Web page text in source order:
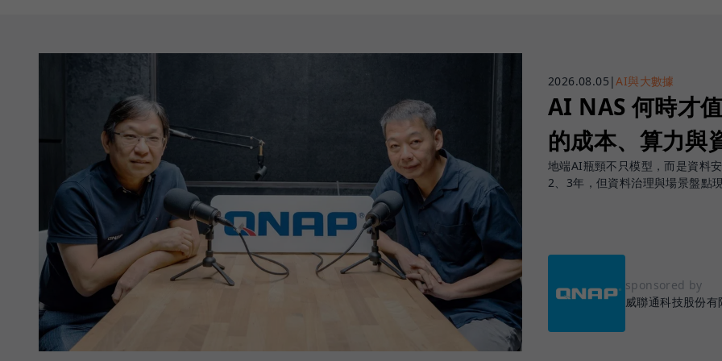
2026.08.05 |AI與大數據
AI NAS 何時才
的成本、算力與
地端AI瓶頸不只模型，而是資料
2、3年，但資料治理與場景盤點
sponsored by
威聯通科技股份有